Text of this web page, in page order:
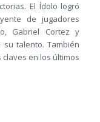
El Ídolo logró
de jugadores
Gabriel Cortez y
talento. También
en los últimos